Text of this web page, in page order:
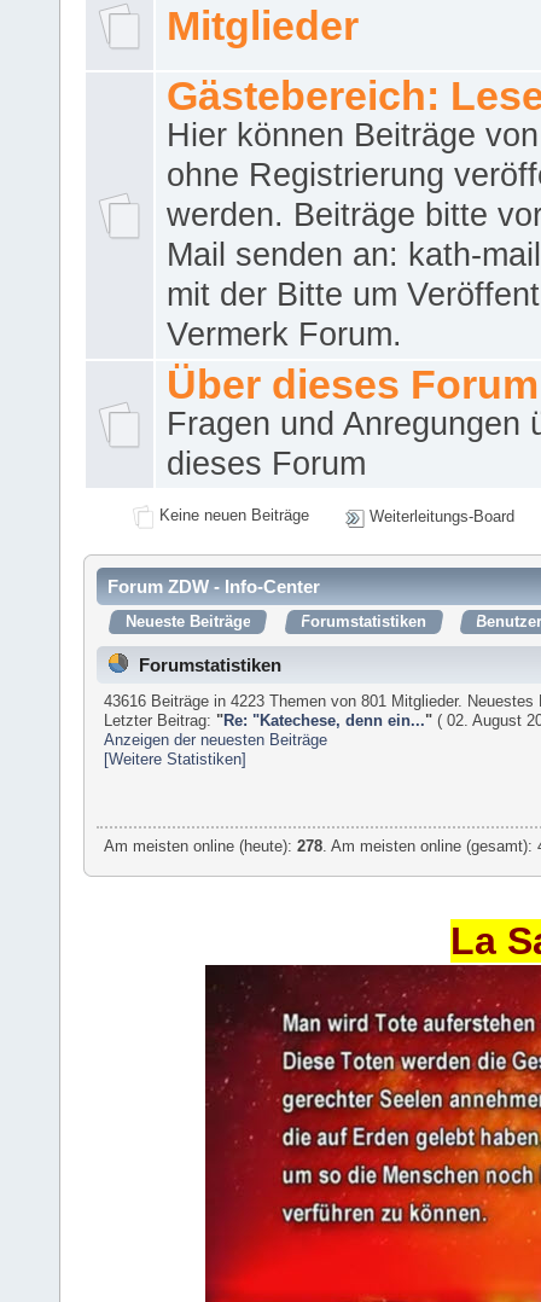
Mitglieder
Gästebereich:
Hier können Beiträge
ohne Registrierung
werden. Beiträge bitte
Mail senden an: kath-
mit der Bitte um
Vermerk Forum.
Über dieses Forum
Fragen und Anregungen
dieses Forum
Keine neuen Beiträge Weiterleitungs-Board
Forum ZDW - Info-Center
Neueste Beiträge Forumstatistiken
Forumstatistiken
43616 Beiträge in 4223 Themen von 801 Mitglieder.
Letzter Beitrag: "Re: "Katechese, denn ein..." ( 02. August
Anzeigen der neuesten Beiträge
[Weitere Statistiken]
Am meisten online (heute):278 . Am meisten online
La